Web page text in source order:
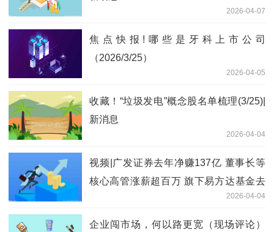
2026-04-07
焦点快报!哪些是牙科上市公司
（2026/3/25）
2026-04-05
收藏！“垃圾发电”概念股名单梳理(3/25)|
新消息
2026-04-04
视频|广发证券去年净赚137亿 董事长等
核心高管涨薪超百万 旗下易方达基金去
2026-04-04
企业闯市场，何以路更宽（现场评论）